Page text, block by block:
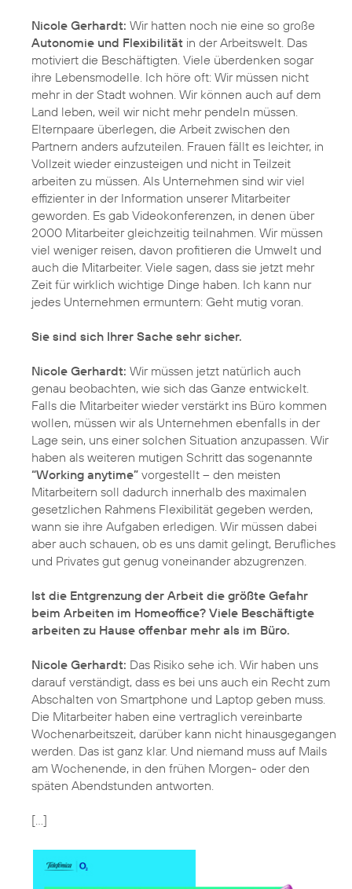
Nicole Gerhardt: Wir hatten noch nie eine so große
Autonomie und Flexibilität in der Arbeitswelt. Das
motiviert die Beschäftigten. Viele überdenken sogar
ihre Lebensmodelle. Ich höre oft: Wir müssen nicht
mehr in der Stadt wohnen. Wir können auch auf dem
Land leben, weil wir nicht mehr pendeln müssen.
Elternpaare überlegen, die Arbeit zwischen den
Partnern anders aufzuteilen. Frauen fällt es leichter, in
Vollzeit wieder einzusteigen und nicht in Teilzeit
arbeiten zu müssen. Als Unternehmen sind wir viel
effizienter in der Information unserer Mitarbeiter
geworden. Es gab Videokonferenzen, in denen über
2000 Mitarbeiter gleichzeitig teilnahmen. Wir müssen
viel weniger reisen, davon profitieren die Umwelt und
auch die Mitarbeiter. Viele sagen, dass sie jetzt mehr
Zeit für wirklich wichtige Dinge haben. Ich kann nur
jedes Unternehmen ermuntern: Geht mutig voran.
Sie sind sich Ihrer Sache sehr sicher.
Nicole Gerhardt: Wir müssen jetzt natürlich auch
genau beobachten, wie sich das Ganze entwickelt.
Falls die Mitarbeiter wieder verstärkt ins Büro kommen
wollen, müssen wir als Unternehmen ebenfalls in der
Lage sein, uns einer solchen Situation anzupassen. Wir
haben als weiteren mutigen Schritt das sogenannte
“Working anytime” vorgestellt – den meisten
Mitarbeitern soll dadurch innerhalb des maximalen
gesetzlichen Rahmens Flexibilität gegeben werden,
wann sie ihre Aufgaben erledigen. Wir müssen dabei
aber auch schauen, ob es uns damit gelingt, Berufliches
und Privates gut genug voneinander abzugrenzen.
Ist die Entgrenzung der Arbeit die größte Gefahr
beim Arbeiten im Homeoffice? Viele Beschäftigte
arbeiten zu Hause offenbar mehr als im Büro.
Nicole Gerhardt: Das Risiko sehe ich. Wir haben uns
darauf verständigt, dass es bei uns auch ein Recht zum
Abschalten von Smartphone und Laptop geben muss.
Die Mitarbeiter haben eine vertraglich vereinbarte
Wochenarbeitszeit, darüber kann nicht hinausgegangen
werden. Das ist ganz klar. Und niemand muss auf Mails
am Wochenende, in den frühen Morgen- oder den
späten Abendstunden antworten.
[...]